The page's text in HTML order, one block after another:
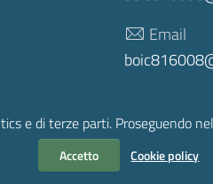
e di terze parti. Proseguendo
Accetto Cookie policy
Email